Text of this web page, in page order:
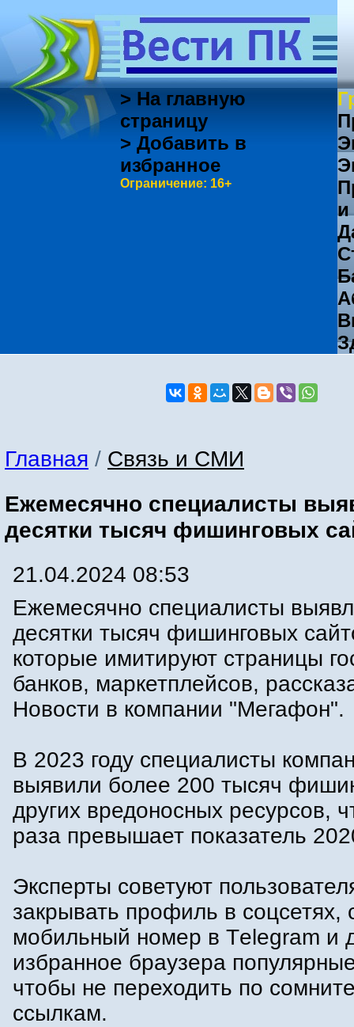
> На главную
страницу
> Добавить в
избранное
Ограничение: 16+
Главная / Связь и СМИ
Ежемесячно специалисты
десятки тысяч фишинговых
21.04.2024 08:53
Ежемесячно специалисты
десятки тысяч фишинговых
которые имитируют страницы
банков, маркетплейсов,
Новости в компании "Мегафон".
В 2023 году специалисты
выявили более 200 тысяч
других вредоносных ресурсов,
раза превышает показатель
Эксперты советуют
закрывать профиль в соцсетях,
мобильный номер в Тelegram и
избранное браузера
чтобы не переходить по
ссылкам.